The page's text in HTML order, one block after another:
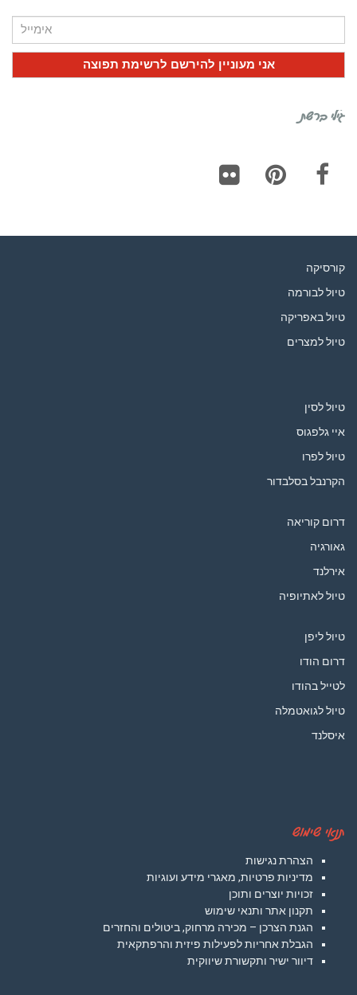
גילי ברשת
קורסיקה
טיול לבורמה
טיול באפריקה
טיול למצרים
טיול לסין
איי גלפגוס
טיול לפרו
הקרנבל בסלבדור
דרום קוריאה
גאורגיה
אירלנד
טיול לאתיופיה
טיול ליפן
דרום הודו
לטייל בהודו
טיול לגואטמלה
איסלנד
תנאי שימוש
הצהרת נגישות
מדיניות פרטיות, מאגרי מידע ועוגיות
זכויות יוצרים ותוכן
תקנון אתר ותנאי שימוש
הגנת הצרכן – מכירה מרחוק, ביטולים והחזרים
הגבלת אחריות לפעילות פיזית והרפתקאית
דיוור ישיר ותקשורת שיווקית